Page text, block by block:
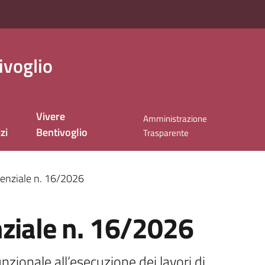
Vivere
Bentivoglio
Amministrazione
Trasparente
n. 16/2026
n. 16/2026